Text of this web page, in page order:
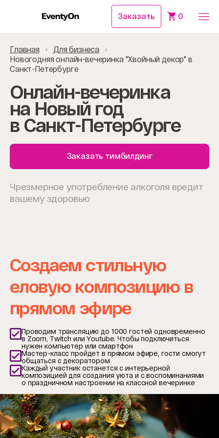
Заказать 0
Главная
Для бизнеса
Новогодняя онлайн-вечеринка "Хвойный декор" в
Санкт-Петербурге
Онлайн-вечеринка
на Новый год
в Санкт-Петербурге
Заказать тимбилдинг
Чрезмерное употребление алкоголя вредит
вашему здоровью
Создаем стильную
еловую композицию в
прямом эфире
Проводим транcляцию до 1000 гостей одновременно
в Zoom, Twitch или Youtube. Чтобы подключиться
нужен компьютер или смартфон
Мастер-класс пройдет в прямом эфире, гости смогут
общаться с декоратором
Каждый участник останется с интерьерной
композицией для создания уюта и с воспоминаниями
о праздничном настроении на классной вечеринке